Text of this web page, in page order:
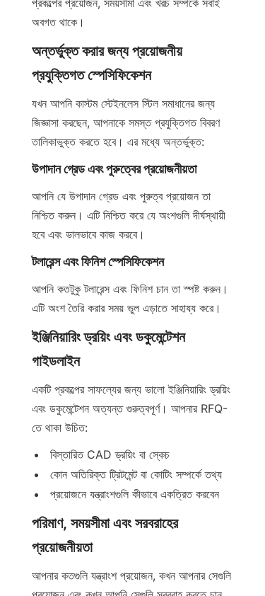
প্রকল্পের প্রয়োজন, সময়সীমা এবং খরচ সম্পর্কে সবাই
অবগত থাকে।
অন্তর্ভুক্ত করার জন্য প্রয়োজনীয়
প্রযুক্তিগত স্পেসিফিকেশন
যখন আপনি কাস্টম স্টেইনলেস স্টিল সমাধানের জন্য
জিজ্ঞাসা করছেন, আপনাকে সমস্ত প্রযুক্তিগত বিবরণ
তালিকাভুক্ত করতে হবে। এর মধ্যে অন্তর্ভুক্ত:
উপাদান গ্রেড এবং পুরুত্বের প্রয়োজনীয়তা
আপনি যে উপাদান গ্রেড এবং পুরুত্ব প্রয়োজন তা
নিশ্চিত করুন। এটি নিশ্চিত করে যে অংশগুলি দীর্ঘস্থায়ী
হবে এবং ভালভাবে কাজ করবে।
টলারেন্স এবং ফিনিশ স্পেসিফিকেশন
আপনি কতটুকু টলারেন্স এবং ফিনিশ চান তা স্পষ্ট করুন।
এটি অংশ তৈরি করার সময় ভুল এড়াতে সাহায্য করে।
ইঞ্জিনিয়ারিং ড্রয়িং এবং ডকুমেন্টেশন
গাইডলাইন
একটি প্রকল্পের সাফল্যের জন্য ভালো ইঞ্জিনিয়ারিং ড্রয়িং
এবং ডকুমেন্টেশন অত্যন্ত গুরুত্বপূর্ণ। আপনার RFQ-
তে থাকা উচিত:
বিস্তারিত CAD ড্রয়িং বা স্কেচ
কোন অতিরিক্ত ট্রিটমেন্ট বা কোটিং সম্পর্কে তথ্য
প্রয়োজনে যন্ত্রাংশগুলি কীভাবে একত্রিত করবেন
পরিমাণ, সময়সীমা এবং সরবরাহের
প্রয়োজনীয়তা
আপনার কতগুলি যন্ত্রাংশ প্রয়োজন, কখন আপনার সেগুলি